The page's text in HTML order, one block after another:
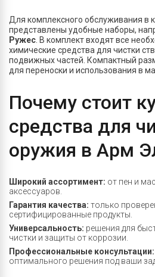
Для комплексного обслуживания в
представлены удобные наборы,
Ружес . В комплект входят все
химические средства для чистки
подвижных частей. Компактный
для переноски и использования в
Почему стоит
средства для
оружия в Арм
Широкий ассортимент: от пен и
аксессуаров.
Гарантия качества: только
сертифицированные продукты.
Универсальность: решения для
чистки и защиты от коррозии.
Профессиональные консультации:
оптимального решения под ваши